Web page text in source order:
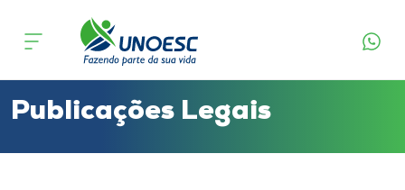
Cursos
Publicações Legais